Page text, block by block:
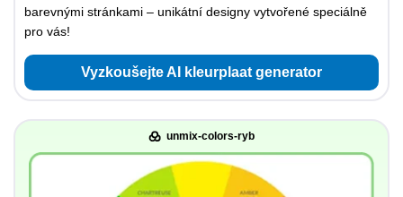
barevnými stránkami – unikátní designy vytvořené speciálně
pro vás!
Vyzkoušejte AI kleurplaat generator
unmix-colors-ryb